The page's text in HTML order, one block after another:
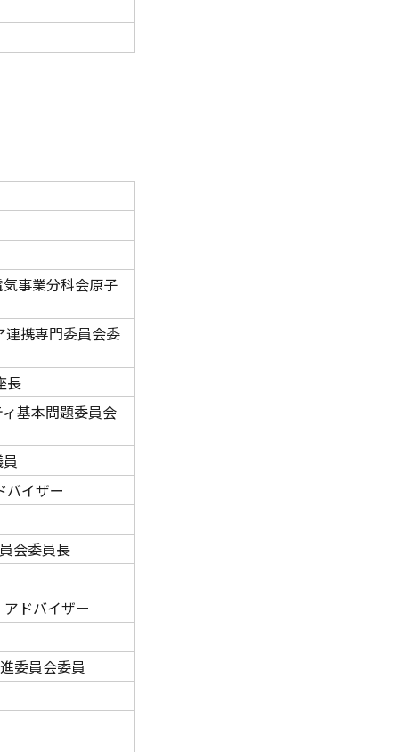
事業分科会原子
携専門委員会委
長
基本問題委員会
バイザー
会委員長
ドバイザー
委員会委員